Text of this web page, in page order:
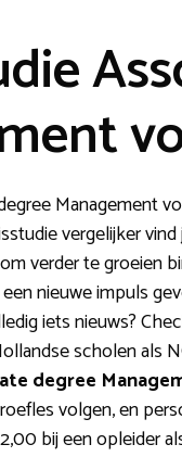
Management
vergelijker
verder te groeien
nieuwe impuls
iets nieuws?
scholen als
degree
volgen, en
bij een opleider